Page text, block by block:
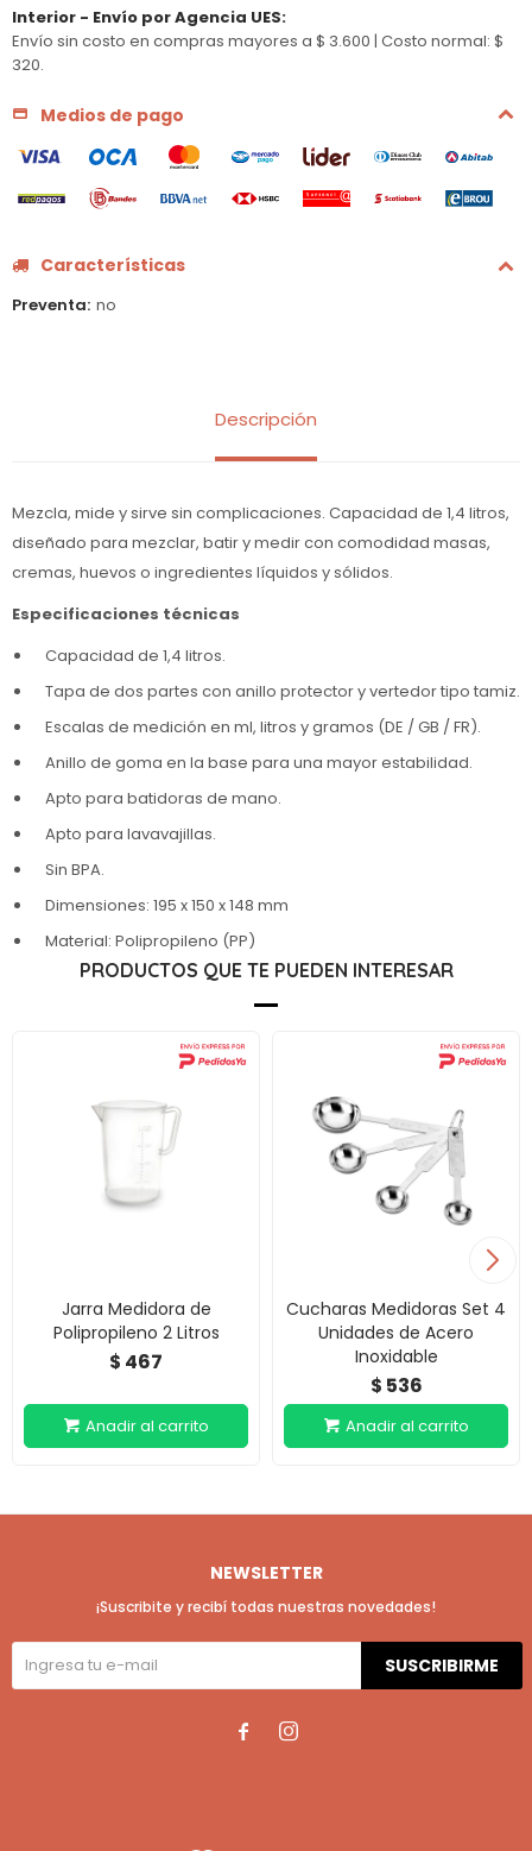
Interior - Envío por Agencia UES:
Envío sin costo en compras mayores a $ 3.600 | Costo normal: $
320.
Medios de pago
Características
Preventa no
Descripción
Mezcla, mide y sirve sin complicaciones. Capacidad de 1,4 litros,
diseñado para mezclar, batir y medir con comodidad masas,
cremas, huevos o ingredientes líquidos y sólidos.
Especificaciones técnicas
Capacidad de 1,4 litros.
Tapa de dos partes con anillo protector y vertedor tipo tamiz.
Escalas de medición en ml, litros y gramos (DE / GB / FR).
Anillo de goma en la base para una mayor estabilidad.
Apto para batidoras de mano.
Apto para lavavajillas.
Sin BPA.
Dimensiones: 195 x 150 x 148 mm
Material: Polipropileno (PP)
PRODUCTOS QUE TE PUEDEN INTERESAR
Jarra Medidora de
Polipropileno 2 Litros
$ 467
Cucharas Medidoras Set 4
Unidades de Acero
Inoxidable
$ 536
NEWSLETTER
¡Suscribite y recibí todas nuestras novedades!
SUSCRIBIRME
 